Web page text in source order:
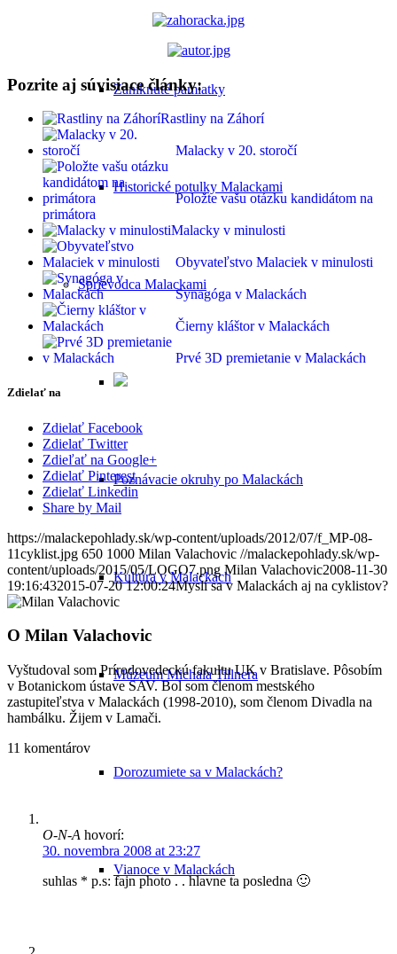
Zaniknuté pamiatky
Historické potulky Malackami
Sprievodca Malackami
Poznávacie okruhy po Malackách
Kultúra v Malackách
Múzeum Michala Tillnera
Dorozumiete sa v Malackách?
Vianoce v Malackách
Pozrite aj súvisiace články:
Rastliny na Záhorí
Malacky v 20. storočí
Položte vašu otázku kandidátom na
primátora
Malacky v minulosti
Obyvateľstvo Malaciek v minulosti
Synagóga v Malackách
Čierny kláštor v Malackách
Prvé 3D premietanie v Malackách
Zdielať na
Zdielať Facebook
Zdielať Twitter
Zdieľať na Google+
Zdielať Pinterest
Zdielať Linkedin
Share by Mail
https://malackepohlady.sk/wp-content/uploads/2012/07/f_MP-08-
11cyklist.jpg 650 1000 Milan Valachovic //malackepohlady.sk/wp-
content/uploads/2015/05/LOGO7.png Milan Valachovic2008-11-30
19:16:432015-07-20 12:00:24Myslí sa v Malackách aj na cyklistov?
O Milan Valachovic
Vyštudoval som Prírodovedeckú fakultu UK v Bratislave. Pôsobím
v Botanickom ústave SAV. Bol som členom mestského
zastupiteľstva v Malackách (1998-2010), som členom Divadla na
hambálku. Žijem v Lamači.
11 komentárov
O-N-A hovorí:
30. novembra 2008 at 23:27
suhlas * p.s: fajn photo . . hlavne ta posledna 🙂